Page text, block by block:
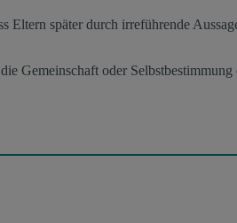
später durch irreführende
Gemeinschaft oder Selbstbestimmung